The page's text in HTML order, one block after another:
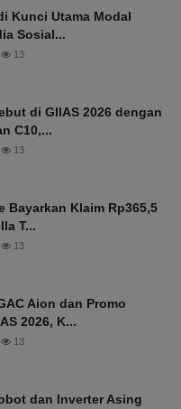
Kunci Utama Modal
Sosial...
13
di GIIAS 2026 dengan
C10,...
13
Bayarkan Klaim Rp365,5
T...
13
Aion dan Promo
2026, K...
13
dan Inverter Asing